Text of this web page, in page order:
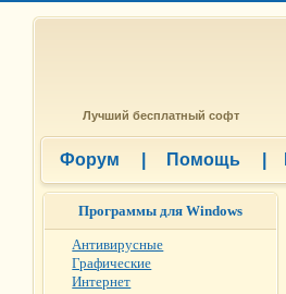
Лучший бесплатный софт
Форум Помощь
Программы для Windows
Антивирусные
Графические
Интернет